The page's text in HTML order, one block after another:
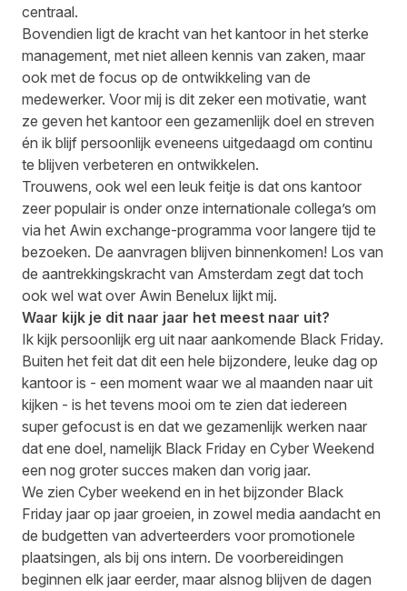
centraal.
Bovendien ligt de kracht van het kantoor in het sterke
management, met niet alleen kennis van zaken, maar
ook met de focus op de ontwikkeling van de
medewerker. Voor mij is dit zeker een motivatie, want
ze geven het kantoor een gezamenlijk doel en streven
én ik blijf persoonlijk eveneens uitgedaagd om continu
te blijven verbeteren en ontwikkelen.
Trouwens, ook wel een leuk feitje is dat ons kantoor
zeer populair is onder onze internationale collega’s om
via het Awin exchange-programma voor langere tijd te
bezoeken. De aanvragen blijven binnenkomen! Los van
de aantrekkingskracht van Amsterdam zegt dat toch
ook wel wat over Awin Benelux lijkt mij.
Waar kijk je dit naar jaar het meest naar uit?
Ik kijk persoonlijk erg uit naar aankomende Black Friday.
Buiten het feit dat dit een hele bijzondere, leuke dag op
kantoor is - een moment waar we al maanden naar uit
kijken - is het tevens mooi om te zien dat iedereen
super gefocust is en dat we gezamenlijk werken naar
dat ene doel, namelijk Black Friday en Cyber Weekend
een nog groter succes maken dan vorig jaar.
We zien Cyber weekend en in het bijzonder Black
Friday jaar op jaar groeien, in zowel media aandacht en
de budgetten van adverteerders voor promotionele
plaatsingen, als bij ons intern. De voorbereidingen
beginnen elk jaar eerder, maar alsnog blijven de dagen